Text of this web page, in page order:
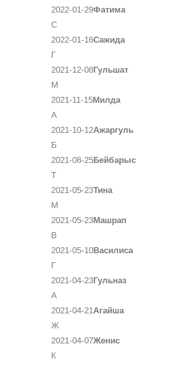
2022-01-29Фатима
С
2022-01-16Сажида
Г
2021-12-08Гульшат
М
2021-11-15Милда
А
2021-10-12Ажаргуль
Б
2021-08-25Бейбарыс
Т
2021-05-23Тина
М
2021-05-23Машрап
В
2021-05-10Василиса
Г
2021-04-23Гульназ
А
2021-04-21Агайша
Ж
2021-04-07Женис
К